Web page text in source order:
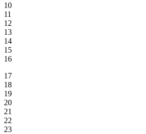
10
11
12
13
14
15
16
17
18
19
20
21
22
23